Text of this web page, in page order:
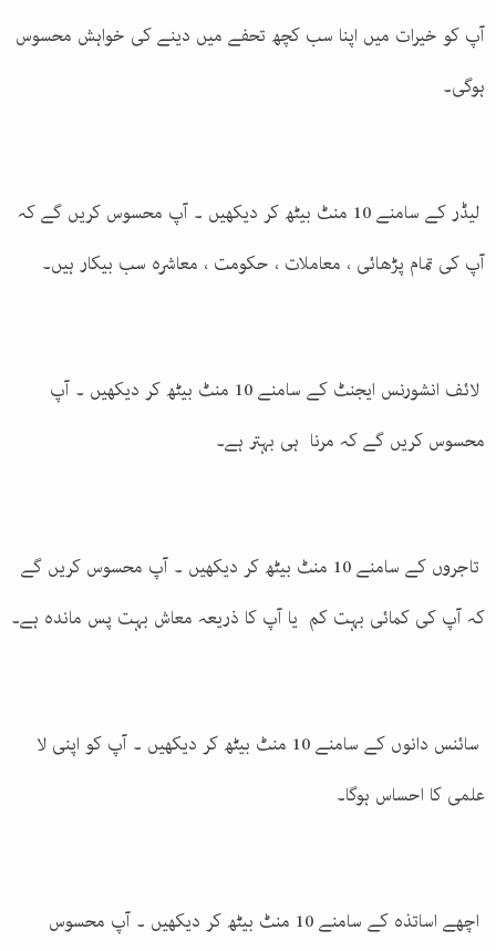
آپ کو خیرات میں اپنا سب کچھ تحفے میں دینے کی خواہش محسوس
ہوگی۔
لیڈر کے سامنے 10 منٹ بیٹھ کر دیکھیں ۔ آپ محسوس کریں گے کہ
آپ کی تمام پڑھائی ، معاملات ، حکومت ، معاشرہ سب بیکار ہیں۔
لائف انشورنس ایجنٹ کے سامنے 10 منٹ بیٹھ کر دیکھیں ۔ آپ
محسوس کریں گے کہ مرنا ہی بہتر ہے۔
تاجروں کے سامنے 10 منٹ بیٹھ کر دیکھیں ۔ آپ محسوس کریں گے
کہ آپ کی کمائی بہت کم یا آپ کا ذریعہ معاش بہت پس ماندہ ہے۔
سائنس دانوں کے سامنے 10 منٹ بیٹھ کر دیکھیں ۔ آپ کو اپنی لا
علمی کا احساس ہوگا۔
اچھے اساتذہ کے سامنے 10 منٹ بیٹھ کر دیکھیں ۔ آپ محسوس